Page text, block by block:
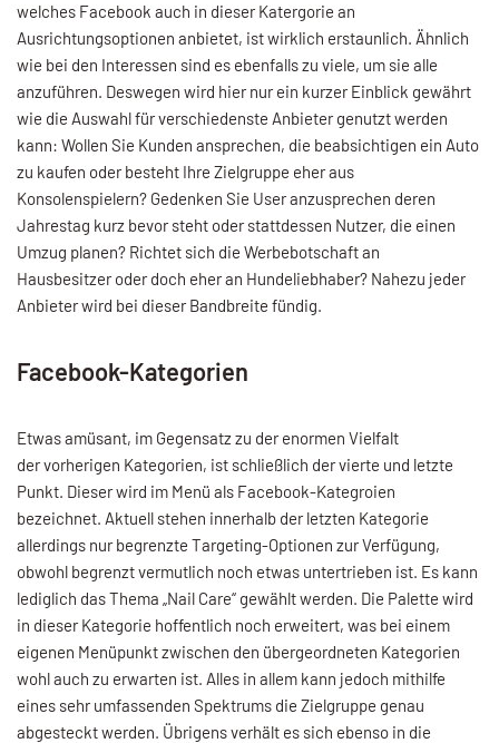
welches Facebook auch in dieser Katergorie an
Ausrichtungsoptionen anbietet, ist wirklich erstaunlich. Ähnlich
wie bei den Interessen sind es ebenfalls zu viele, um sie alle
anzuführen. Deswegen wird hier nur ein kurzer Einblick gewährt
wie die Auswahl für verschiedenste Anbieter genutzt werden
kann: Wollen Sie Kunden ansprechen, die beabsichtigen ein Auto
zu kaufen oder besteht Ihre Zielgruppe eher aus
Konsolenspielern? Gedenken Sie User anzusprechen deren
Jahrestag kurz bevor steht oder stattdessen Nutzer, die einen
Umzug planen? Richtet sich die Werbebotschaft an
Hausbesitzer oder doch eher an Hundeliebhaber? Nahezu jeder
Anbieter wird bei dieser Bandbreite fündig.
Facebook-Kategorien
Etwas amüsant, im Gegensatz zu der enormen Vielfalt
der vorherigen Kategorien, ist schließlich der vierte und letzte
Punkt. Dieser wird im Menü als Facebook-Kategroien
bezeichnet. Aktuell stehen innerhalb der letzten Kategorie
allerdings nur begrenzte Targeting-Optionen zur Verfügung,
obwohl begrenzt vermutlich noch etwas untertrieben ist. Es kann
lediglich das Thema „Nail Care“ gewählt werden. Die Palette wird
in dieser Kategorie hoffentlich noch erweitert, was bei einem
eigenen Menüpunkt zwischen den übergeordneten Kategorien
wohl auch zu erwarten ist. Alles in allem kann jedoch mithilfe
eines sehr umfassenden Spektrums die Zielgruppe genau
abgesteckt werden. Übrigens verhält es sich ebenso in die